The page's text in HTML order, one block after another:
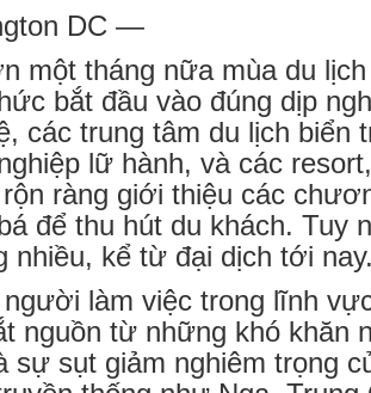
DC —
một tháng nữa mùa du
bắt đầu vào đúng dịp
các trung tâm du lịch biển
lữ hành, và các
ràng giới thiệu các
để thu hút du khách. Tuy
nhiều, kể từ đại dịch tới
làm việc trong lĩnh
nguồn từ những khó khăn
sự sụt giảm nghiêm trọng